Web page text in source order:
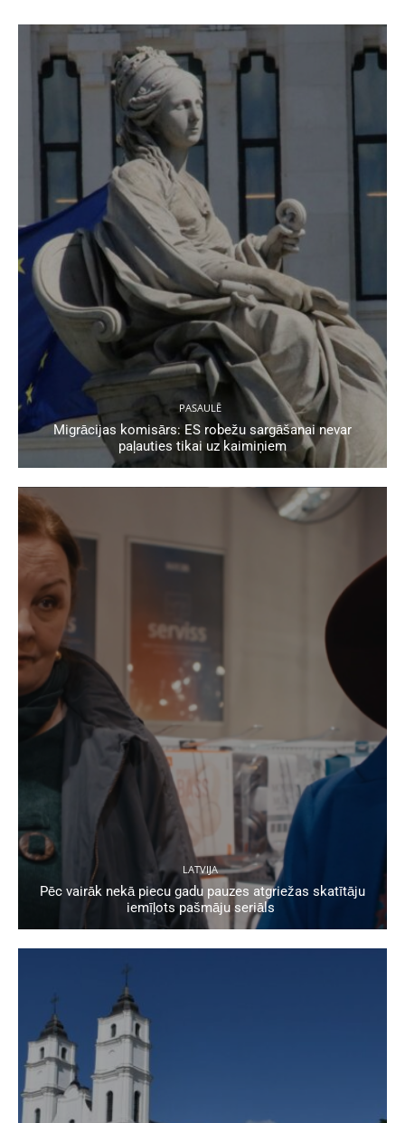
PASAULĒ
Migrācijas komisārs: ES robežu sargāšanai nevar
paļauties tikai uz kaimiņiem
LATVIJA
Pēc vairāk nekā piecu gadu pauzes atgriežas skatītāju
iemīļots pašmāju seriāls